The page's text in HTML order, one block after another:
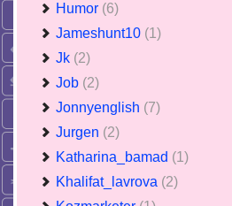
Humor (6)
Jameshunt10 (1)
Jk (2)
Job (2)
Jonnyenglish (7)
Jurgen (2)
Katharina_bamad (1)
Khalifat_lavrova (2)